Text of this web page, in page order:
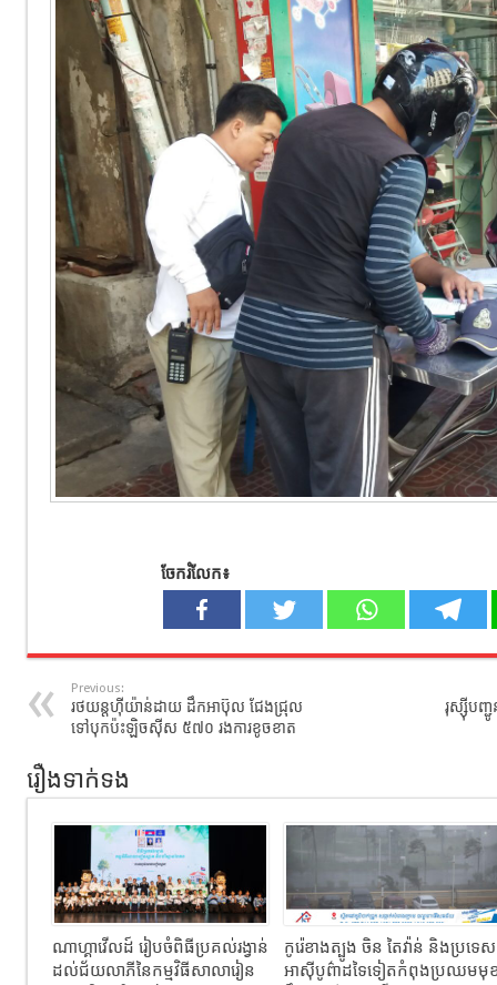
ចែករំលែក៖
Previous:
រថយន្តហ៊ីយ៉ាន់ដាយ ដឹកអាប៊ុល ជែងជ្រុល
ទៅបុកប៉ះឡិចស៊ីស ៥៧០ រងការខូចខាត
រុស្ស៊ីបញ្
រឿងទាក់ទង
ណាហ្គាវើលដ៍ រៀបចំពិធីប្រគល់រង្វាន់
ដល់ជ័យលាភីនៃកម្មវិធីសាលារៀន
កូរ៉េខាងត្បូង ចិន តៃវ៉ាន់ និងប្រទេស
អាស៊ីបូព៌ាដទៃទៀតកំពុងប្រឈមមុ